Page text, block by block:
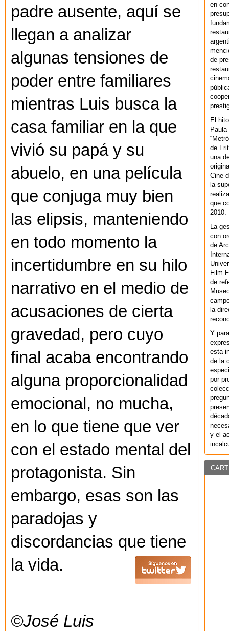
padre ausente, aquí se
llegan a analizar
algunas tensiones de
poder entre familiares
mientras Luis busca la
casa familiar en la que
vivió su papá y su
abuelo, en una película
que conjuga muy bien
las elipsis, manteniendo
en todo momento la
incertidumbre en su hilo
narrativo en el medio de
acusaciones de cierta
gravedad, pero cuyo
final acaba encontrando
alguna proporcionalidad
emocional, no mucha,
en lo que tiene que ver
con el estado mental del
protagonista. Sin
embargo, esas son las
paradojas y
discordancias que tiene
la vida.
©José Luis
en
de
El
de
una
Cine
la
que
2010.
La
con
de
Film
de
la
Y
esta
de la
por
y el